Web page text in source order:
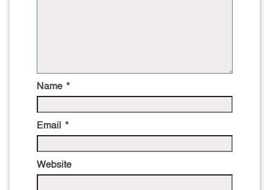
Name *
Email *
Website